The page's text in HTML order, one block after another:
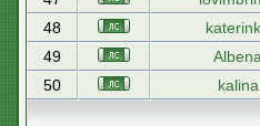
48
49
Albena
50
kalina